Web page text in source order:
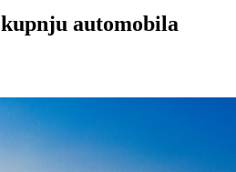
automobila